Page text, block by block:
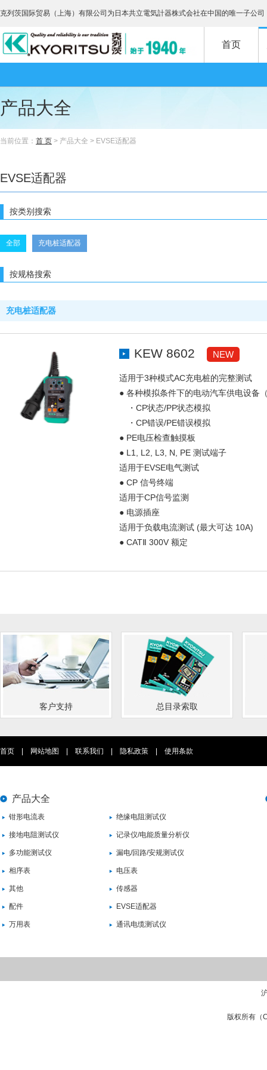
克列茨国际贸易（上海）有限公司为日本共立電気計器株式会社在中国的唯一子公司
首页
产品大全
当前位置： 首 页 > 产品大全 > EVSE适配器
EVSE适配器
按类别搜索
全部 充电桩适配器
按规格搜索
充电桩适配器
KEW 8602 NEW
适用于3种模式AC充电桩的完整测试
● 各种模拟条件下的电动汽车供电设备
・CP状态/PP状态模拟
・CP错误/PE错误模拟
● PE电压检查触摸板
● L1, L2, L3, N, PE 测试端子
适用于EVSE电气测试
● CP 信号终端
适用于CP信号监测
● 电源插座
适用于负载电流测试 (最大可达 10A)
● CATⅡ 300V 额定
客户支持 总目录索取
首页 网站地图 联系我们 隐私政策 使用条款
产品大全
钳形电流表 绝缘电阻测试仪
接地电阻测试仪 记录仪/电能质量分析仪
多功能测试仪 漏电/回路/安规测试仪
相序表 电压表
其他 传感器
配件 EVSE适配器
万用表 通讯电缆测试仪
版权所有（